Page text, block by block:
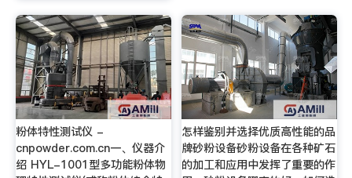
粉体特性测试仪 -
cnpowder.com.cn一、仪器介
绍 HYL-1001型多功能粉体物
怎样鉴别并选择优质高性能的品
牌砂粉设备砂粉设备在各种矿石
的加工和应用中发挥了重要的作